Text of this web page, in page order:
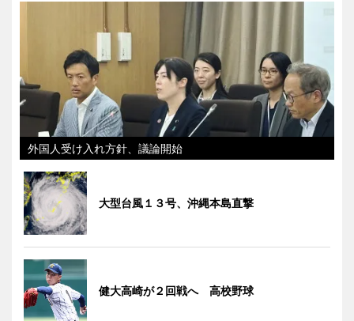
外国人受け入れ方針、議論開始
大型台風１３号、沖縄本島直撃
健大高崎が２回戦へ 高校野球